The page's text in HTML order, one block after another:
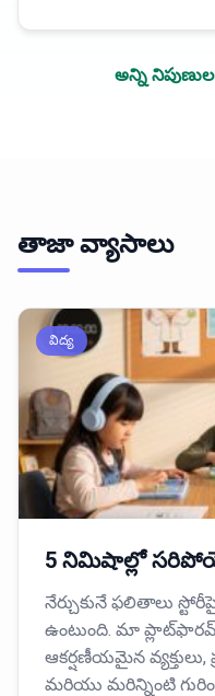
అన్ని
తాజా వ్యాసాలు
విద్య
5 నిమిషాల్లో
నేర్చుకునే ఫలితాలు
ఉంటుంది. మా
ఆకర్షణీయమైన
మరియు మరిన్నింటి